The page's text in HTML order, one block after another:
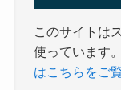
このサイトは
使っています。
はこちらをご